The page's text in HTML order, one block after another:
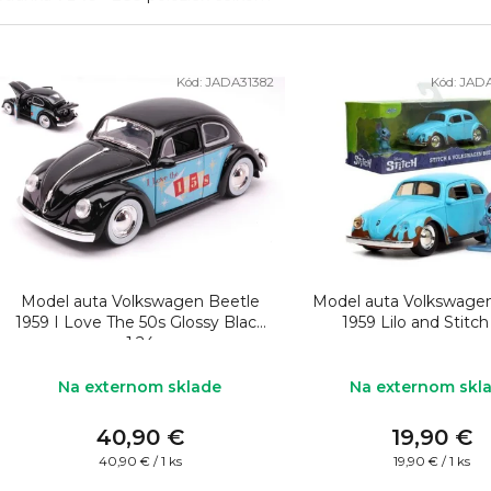
ý
p
Model auta Volkswagen Beetle
1959 I Love The 50s Glossy Black
1:24
Na externom sklade
40,90 €
Jednotková
40,90 € / 1 ks
Kód: JADA31382
Model auta
1959 Lilo and Stitch
Na externom
19,90 €
Jednotková
19,90 € / 1 ks
Kód: